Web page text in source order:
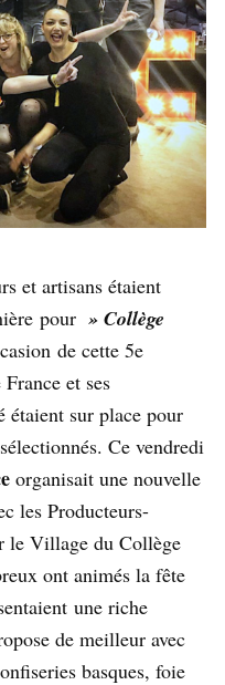
et artisans étaient
pour » Collège
de cette 5e
et ses
étaient sur place pour
Ce vendredi
organisait une nouvelle
les Producteurs-
le Village du Collège
ont animés la fête
une riche
de meilleur avec
basques, foie